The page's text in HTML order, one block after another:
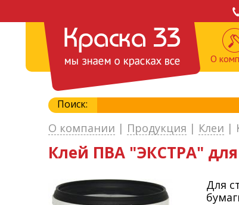
О
Поиск:
О компании | Продукция | Клеи |
Клей ПВА "ЭКСТРА" для
Для